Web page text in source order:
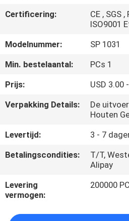
CONTACTEER
ONS
VERZOEK
OM
CITAAT
Certificering:
CE , SGS
ISO9001
Modelnummer:
SP 1031
Min. bestelaantal:
PCs 1
Prijs:
USD 3.00
Verpakking Details:
De
Houten
Levertijd:
3 - 7
Betalingscondities:
T/T,
Alipay
Levering
vermogen:
200000